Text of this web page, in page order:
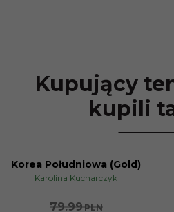
Kupujący
kupili
Korea Południowa (Gold)
Karolina Kucharczyk
79.99PLN